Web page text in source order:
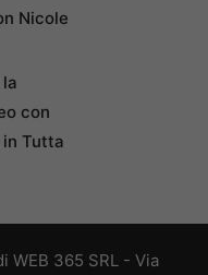
Nicole
con
Tutta
WEB 365 SRL - Via